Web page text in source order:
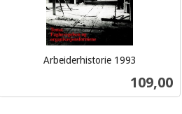
Arbeiderhistorie 1993
Pris
109,00